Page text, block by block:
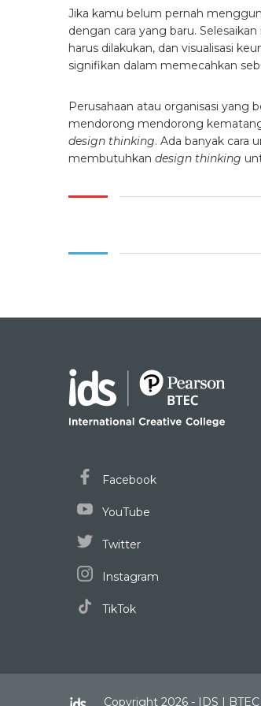
Jika kamu belum pernah
dengan cara yang baru.
harus dilakukan, dan visualisasi
signifikan dalam memecahkan
Perusahaan atau organisasi
mendorong mendorong
design thinking. Ada banyak cara
membutuhkan design thinking
Facebook
YouTube
Twitter
Instagram
TikTok
Copyright 2026 - IDS |